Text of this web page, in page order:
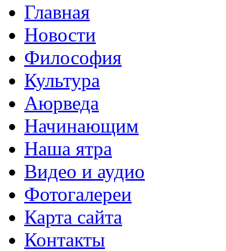
Главная
Новости
Философия
Культура
Аюрведа
Начинающим
Наша ятра
Видео и аудио
Фотогалереи
Карта сайта
Контакты